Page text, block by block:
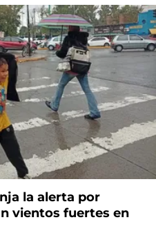
la alerta por
vientos fuertes en